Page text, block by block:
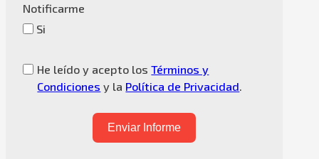
Notificarme
Si
He leído y acepto losTérminos y
Condiciones y la Política de Privacidad
Enviar Informe